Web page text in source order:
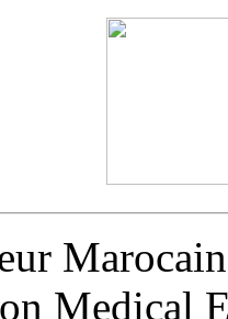
Medical